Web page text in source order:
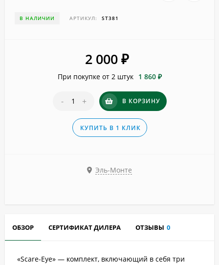
В НАЛИЧИИ АРТИКУЛ: ST381
2 000 ₽
При покупке от 2 штук 1 860 ₽
- + В КОРЗИНУ
КУПИТЬ В 1 КЛИК
Эль-Монте
ОБЗОР СЕРТИФИКАТ ДИЛЕРА ОТЗЫВЫ 0
«Scare-Eye» — комплект, включающий в себя три